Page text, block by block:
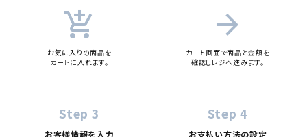
add_shopping_cart
お気に入りの商品を
カートに入れます。
arrow_forward
カート画面で商品と金額を
確認しレジへ進みます。
Step 3
お客様情報を入力
Step 4
お支払い方法の設定